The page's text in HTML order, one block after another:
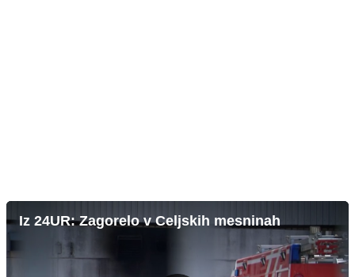
Iz 24UR: Zagorelo v Celjskih mesninah